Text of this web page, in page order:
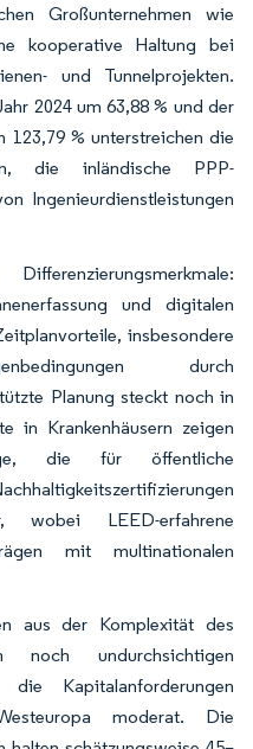
Großunternehmen wie
kooperative Haltung bei
und Tunnelprojekten.
2024 um 63,88 % und der
% unterstreichen die
die inländische PPP-
Ingenieurdienstleistungen
und digitalen
insbesondere
durch
Planung steckt noch in
in Krankenhäusern zeigen
die für öffentliche
wobei LEED-erfahrene
mit multinationalen
aus der Komplexität des
noch undurchsichtigen
die Kapitalanforderungen
moderat. Die